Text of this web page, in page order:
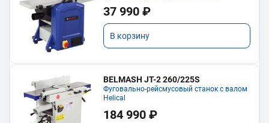
37 990 ₽
В корзину
BELMASH JT-2 260/225S
Фуговально-рейсмусовый станок с валом
Helical
184 990 ₽